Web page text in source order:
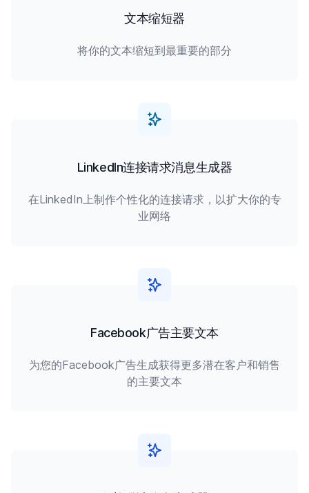
文本缩短器
将你的文本缩短到最重要的部分
LinkedIn连接请求消息生成器
在LinkedIn上制作个性化的连接请求，以扩大你的专
业网络
Facebook广告主要文本
为您的Facebook广告生成获得更多潜在客户和销售
的主要文本